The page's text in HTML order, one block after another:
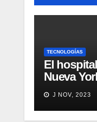
TECNOLOGÍAS
El
Nueva
para
inventario
médico
J NOV, 2023